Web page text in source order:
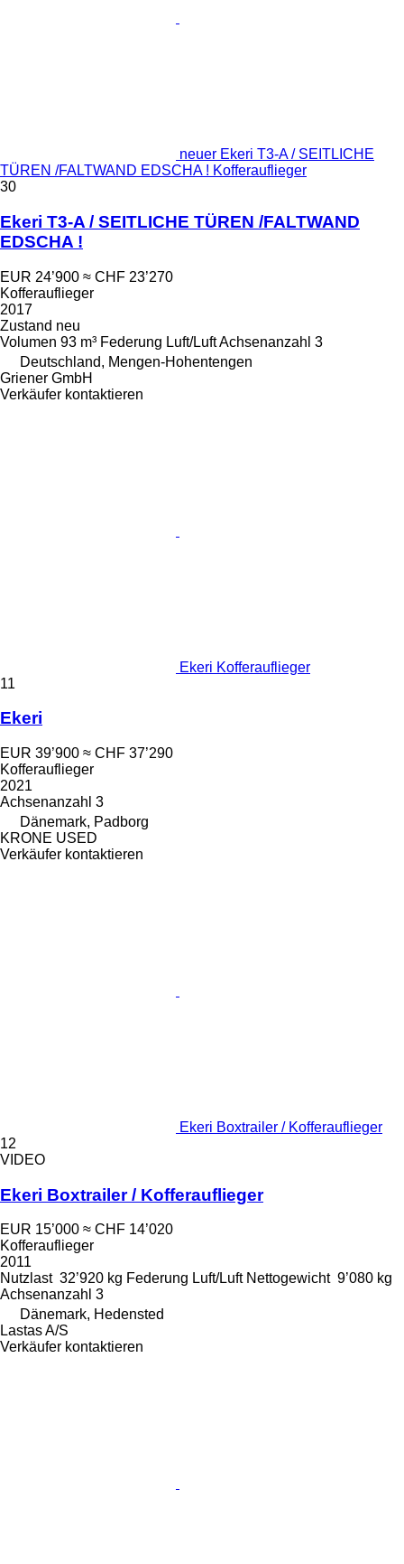
neuer Ekeri T3-A / SEITLICHE
TÜREN /FALTWAND EDSCHA ! Kofferauflieger
30
Ekeri T3-A / SEITLICHE TÜREN /FALTWAND
EDSCHA !
EUR 24’900 ≈ CHF 23’270
Kofferauflieger
2017
Zustand neu
Volumen 93 m³ Federung Luft/LuftAchsenanzahl 3
Deutschland, Mengen-Hohentengen
Griener GmbH
Verkäufer kontaktieren
Ekeri Kofferauflieger
11
Ekeri
EUR 39’900 ≈ CHF 37’290
Kofferauflieger
2021
Achsenanzahl 3
Dänemark, Padborg
KRONE USED
Verkäufer kontaktieren
Ekeri Boxtrailer / Kofferauflieger
12
VIDEO
Ekeri Boxtrailer / Kofferauflieger
EUR 15’000 ≈ CHF 14’020
Kofferauflieger
2011
Nutzlast 32’920 kg Federung Luft/Luft Nettogewicht 9’080 kg
Achsenanzahl 3
Dänemark, Hedensted
Lastas A/S
Verkäufer kontaktieren